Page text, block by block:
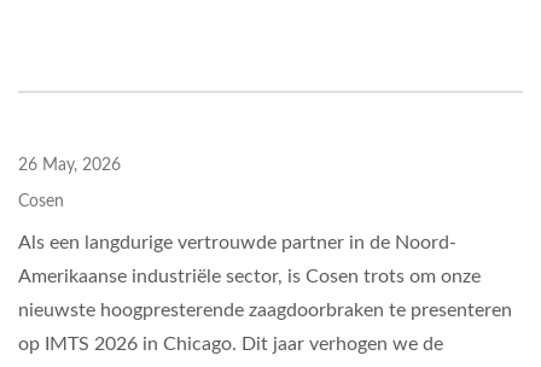
26 May, 2026
Cosen
Als een langdurige vertrouwde partner in de Noord-
Amerikaanse industriële sector, is Cosen trots om onze
nieuwste hoogpresterende zaagdoorbraken te presenteren
op IMTS 2026 in Chicago. Dit jaar verhogen we de